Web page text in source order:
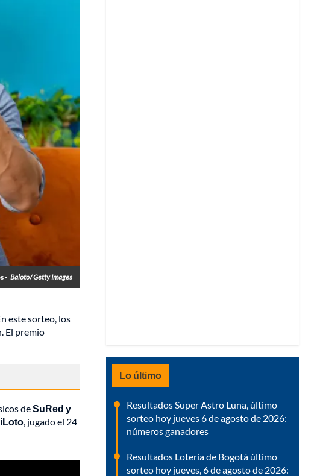
- Baloto/ Getty Images
este sorteo, los
El premio
deSuRed y
, jugado el 24
Lo último
Resultados Super Astro Luna, último
sorteo hoy jueves 6 de agosto de 2026:
números ganadores
Resultados Lotería de Bogotá último
sorteo hoy jueves, 6 de agosto de 2026: